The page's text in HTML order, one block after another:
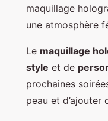
maquillage
une atmosphère
Le maquillage
style et de
prochaines
peau et